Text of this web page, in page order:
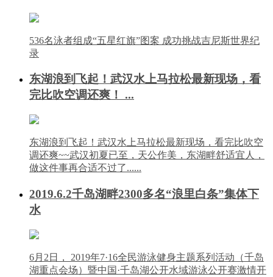
536名泳者组成“五星红旗”图案 成功挑战吉尼斯世界纪
录
东湖浪到飞起！武汉水上马拉松最新现场，看
完比吹空调还爽！ ...
东湖浪到飞起！武汉水上马拉松最新现场，看完比吹空
调还爽~~武汉初夏已至，天公作美，东湖畔舒适宜人，
做这件事再合适不过了......
2019.6.2千岛湖畔2300多名“浪里白条”集体下
水
6月2日， 2019年7·16全民游泳健身主题系列活动（千岛
湖重点会场）暨中国·千岛湖公开水域游泳公开赛激情开